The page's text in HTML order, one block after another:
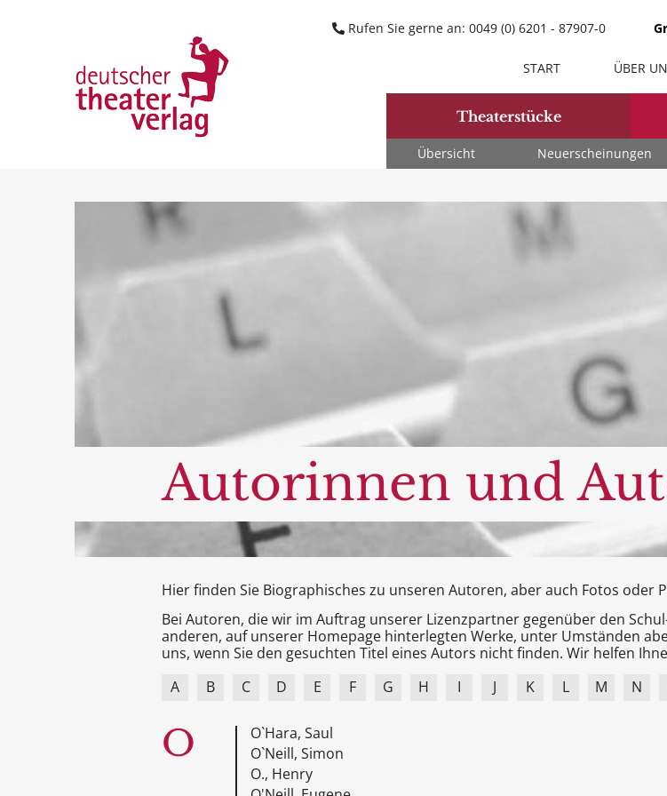
Theaterstücke
Übersicht Neuerscheinungen
START ÜBER
Rufen Sie gerne an: 0049 (0) 6201 - 87907-0
Autorinnen und
Hier finden Sie Biographisches zu unseren Autoren, aber auch Fotos oder
Bei Autoren, die wir im Auftrag unserer Lizenzpartner gegenüber den
anderen, auf unserer Homepage hinterlegten Werke, unter Umständen
uns, wenn Sie den gesuchten Titel eines Autors nicht finden. Wir helfen
A
B C D E F G H I J K L M N
O
O`Hara, Saul
O`Neill, Simon
O., Henry